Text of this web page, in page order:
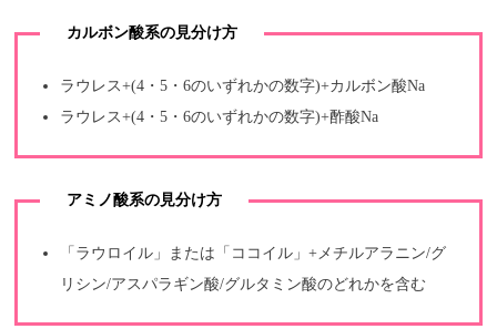
カルボン酸系の見分け方
ラウレス+(4・5・6のいずれかの数字)+カルボン酸Na
ラウレス+(4・5・6のいずれかの数字)+酢酸Na
アミノ酸系の見分け方
「ラウロイル」または「ココイル」+メチルアラニン/グ
リシン/アスパラギン酸/グルタミン酸のどれかを含む